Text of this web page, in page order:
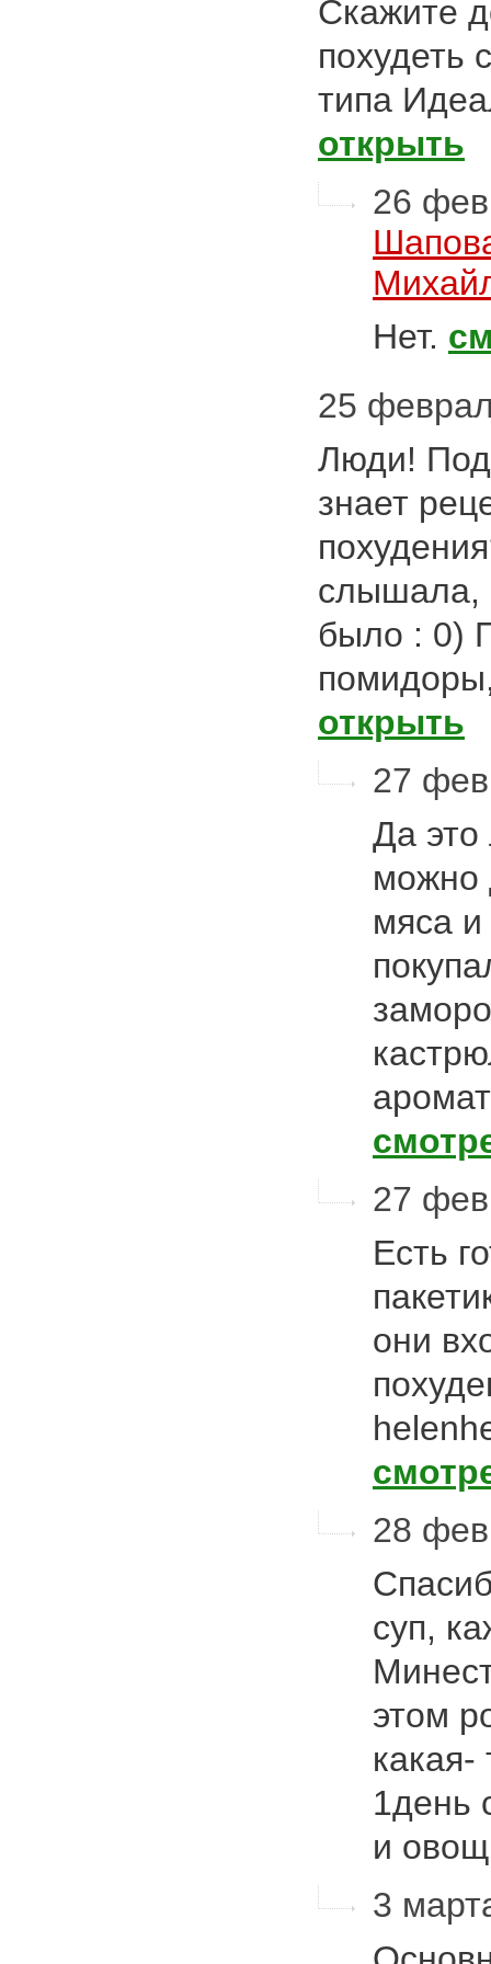
Скажите
похудеть
типа
открыть
26
Нет.
25
Люди!
знает
слышала,
было : 0)
открыть
27
Да
можно
мяса
27
Есть
они
28
суп,
этом
1день
и
3